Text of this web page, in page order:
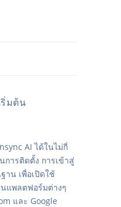
ริ่มต้น
AI ได้ในไม่กี่
ารติดตั้ง การเข้าสู่
าน เพื่อเปิดใช้
แพลตฟอร์มต่างๆ
และ Google